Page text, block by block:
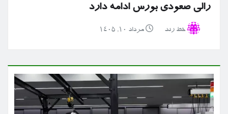
رالی صعودی بورس ادامه دارد
خط رند مرداد ۱۰, ۱۴۰۵